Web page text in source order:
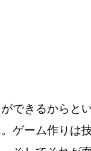
できるからと
ゲーム作りは